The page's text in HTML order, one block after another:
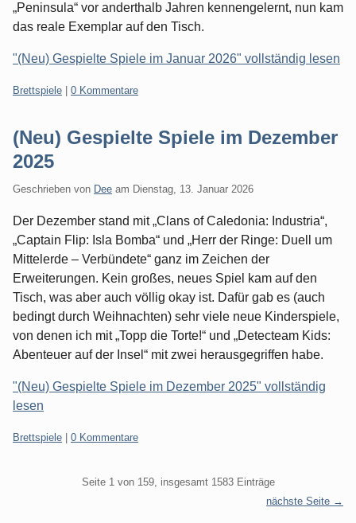
„Peninsula“ vor anderthalb Jahren kennengelernt, nun kam
das reale Exemplar auf den Tisch.
"(Neu) Gespielte Spiele im Januar 2026" vollständig lesen
Kategorien:
Brettspiele 0 Kommentare
(Neu) Gespielte Spiele im Dezember
2025
Geschrieben von Dee am Dienstag, 13. Januar 2026
Der Dezember stand mit „Clans of Caledonia: Industria“,
„Captain Flip: Isla Bomba“ und „Herr der Ringe: Duell um
Mittelerde – Verbündete“ ganz im Zeichen der
Erweiterungen. Kein großes, neues Spiel kam auf den
Tisch, was aber auch völlig okay ist. Dafür gab es (auch
bedingt durch Weihnachten) sehr viele neue Kinderspiele,
von denen ich mit „Topp die Torte!“ und „Detecteam Kids:
Abenteuer auf der Insel“ mit zwei herausgegriffen habe.
"(Neu) Gespielte Spiele im Dezember 2025" vollständig
lesen
Kategorien:
Brettspiele 0 Kommentare
PaginationSeite 1 von 159, insgesamt 1583 Einträge
nächste Seite →